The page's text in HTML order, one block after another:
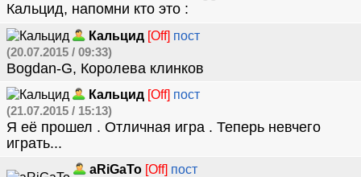
Кальцид, напомни кто это
Кальцид [Off] пост
(20.07.2015 / 09:33)
Bogdan-G, Королева клинков
Кальцид [Off] пост
(21.07.2015 / 15:13)
Я её прошел . Отличная игра . Теперь невчего
играть...
aRiGaTo [Off] пост